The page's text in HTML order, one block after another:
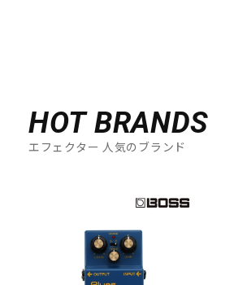
HOT BRANDS
エフェクター 人気のブランド